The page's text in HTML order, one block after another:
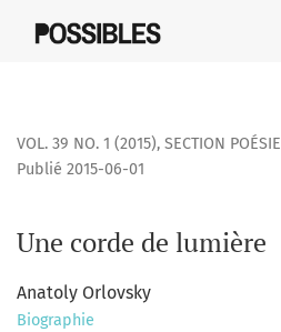
VOL. 39 NO. 1 (2015), SECTION POÉSIE
Une corde de lumière
Publié 2015-06-01
Anatoly Orlovsky
Biographie